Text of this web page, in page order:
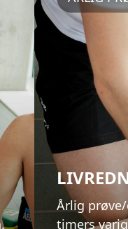
Årlig
timers
tidligere